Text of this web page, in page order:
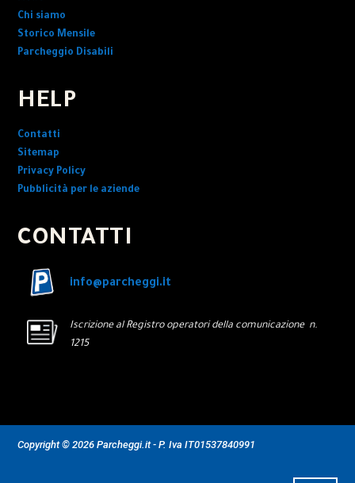
Chi siamo
Storico Mensile
Parcheggio Disabili
HELP
Contatti
Sitemap
Privacy Policy
Pubblicità per le aziende
CONTATTI
info@parcheggi.it
Iscrizione al Registro operatori della comunicazione n.
1215
Copyright © 2026 Parcheggi.it - P. Iva IT01537840991